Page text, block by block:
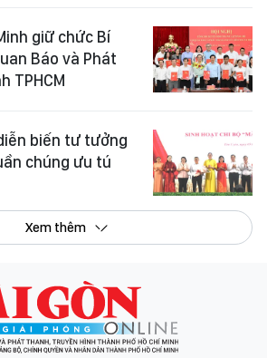
giữ chức Bí
Báo và Phát
TPHCM
biến tư tưởng
chúng ưu tú
Xem thêm